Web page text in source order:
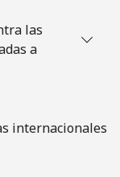
las
a
internacionales